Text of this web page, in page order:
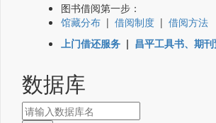
图书借阅第一步：
馆藏分布 | 借阅制度 | 借阅方法
上门借还服务 | 昌平工具书、期
数据库